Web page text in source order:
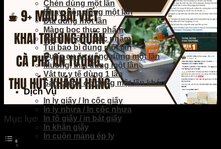
Chén dùng một lần
Khay, hộp dùng một lần
Dĩa dùng một lần
Màng bọc thực phẩm
Màng nhôm thực phẩm
Túi bao bì dùng một lần
Dụng cụ ăn uống dùng một lần
Muỗng, thìa dùng một lần
Vật tư y tế dùng 1 lần
Sản phầm đồ dùng một lần khác
Dịch Vụ
In ly giấy / In cốc giấy
In ly nhựa / In cốc nhựa
In tô giấy / in bát giấy
In khăn giấy
In cuộn màng ép ly
Mục lục